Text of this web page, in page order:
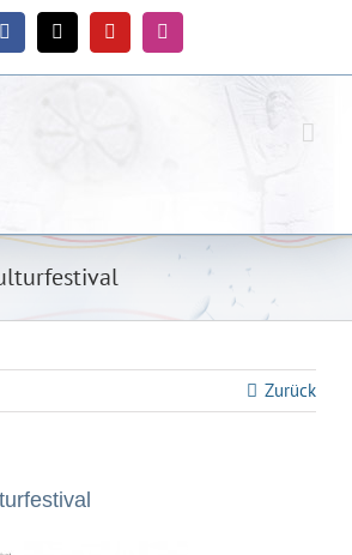
Facebook
X YouTubeInstagram
Zurück